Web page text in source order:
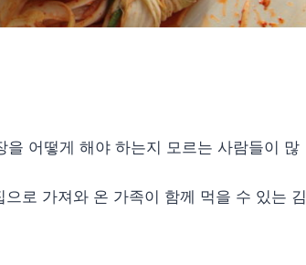
어떻게 해야 하는지 모르는 사람들이 많
로 가져와 온 가족이 함께 먹을 수 있는 김